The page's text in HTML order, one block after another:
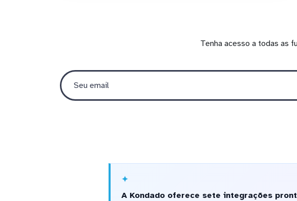
Tenha acesso a todas as
A Kondado oferece sete integrações